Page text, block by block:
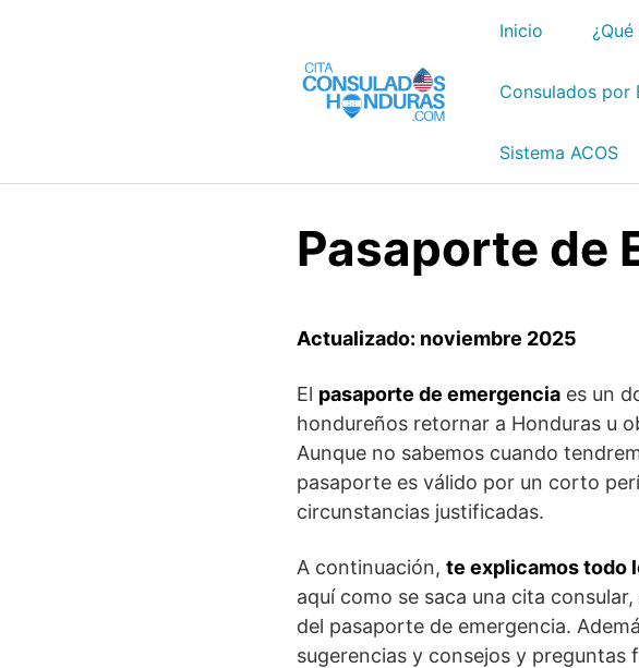
Inicio
Consulados por
Sistema ACOS
Pasaporte de
Actualizado: noviembre 2025
El pasaporte de emergencia es un
hondureños retornar a Honduras u
Aunque no sabemos cuando
pasaporte es válido por un corto
circunstancias justificadas.
A continuación, te explicamos todo
aquí como se saca una cita
del pasaporte de emergencia.
sugerencias y consejos y preguntas